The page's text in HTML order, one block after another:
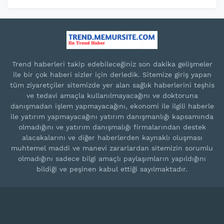
Trend haberleri takip edebileceğiniz son dakika gelişmeler
ile bir çok haberi sizler için derledik. Sitemize giriş yapan
tüm ziyaretçiler sitemizde yer alan sağlık haberlerini teşhis
ve tedavi amaçla kullanılmayacağını ve doktoruna
danışmadan işlem yapmayacağını, ekonomi ile ilgili haberle
ile yatırım yapmayacağını yatırım danışmanlığı kapsamında
olmadığını ve yatırım danışmalığı firmalarından destek
alacakalarını ve diğer haberlerden kaynaklı oluşması
muhtemel maddi ve manevi zararlardan sitemizin sorumlu
olmadığını sadece bilgi amaçlı paylaşımların yapıldığını
bildiği ve peşinen kabul ettiği sayılmaktadır.